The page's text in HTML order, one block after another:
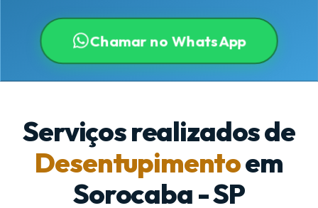
Chamar no WhatsApp
Serviços realizados de
Desentupimentoem
Sorocaba - SP